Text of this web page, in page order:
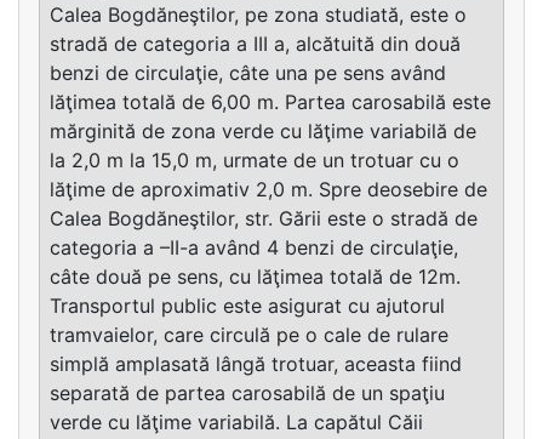
Calea Bogdăneştilor, pe zona studiată, este o
stradă de categoria a III a, alcătuită din două
benzi de circulaţie, câte una pe sens având
lăţimea totală de 6,00 m. Partea carosabilă este
mărginită de zona verde cu lăţime variabilă de
la 2,0 m la 15,0 m, urmate de un trotuar cu o
lăţime de aproximativ 2,0 m. Spre deosebire de
Calea Bogdăneştilor, str. Gării este o stradă de
categoria a –II-a având 4 benzi de circulaţie,
câte două pe sens, cu lăţimea totală de 12m.
Transportul public este asigurat cu ajutorul
tramvaielor, care circulă pe o cale de rulare
simplă amplasată lângă trotuar, aceasta fiind
separată de partea carosabilă de un spaţiu
verde cu lăţime variabilă. La capătul Căii